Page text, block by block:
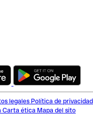
legales Política de privacidad
Carta ética Mapa del sito